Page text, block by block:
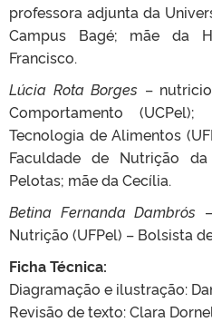
professora adjunta da
Campus Bagé; mãe da
Francisco.
Lúcia Rota Borges –
Comportamento
Tecnologia de Alimentos
Faculdade de Nutrição
Pelotas; mãe da Cecília.
Betina Fernanda Dambrós
Nutrição (UFPel) – Bolsista
Ficha Técnica:
Diagramação e ilustração:
Revisão de texto: Clara